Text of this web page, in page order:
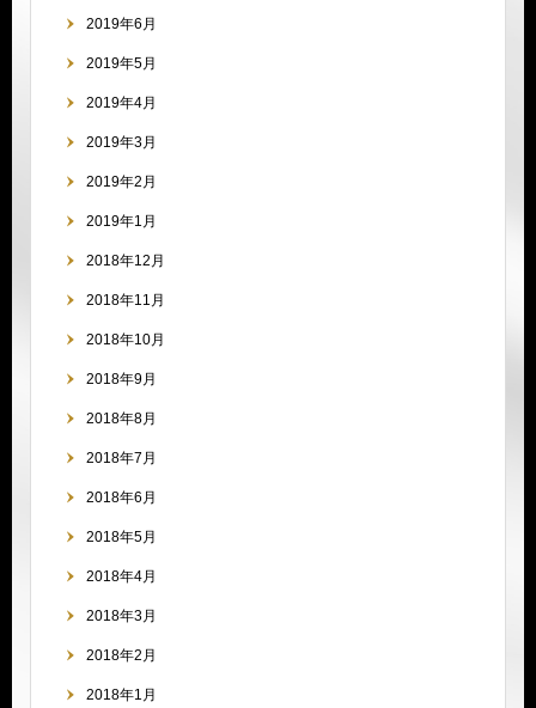
2019年6月
2019年5月
2019年4月
2019年3月
2019年2月
2019年1月
2018年12月
2018年11月
2018年10月
2018年9月
2018年8月
2018年7月
2018年6月
2018年5月
2018年4月
2018年3月
2018年2月
2018年1月